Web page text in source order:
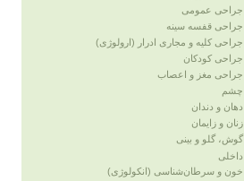
جراحی عمومی
جراحی قفسه‌ سینه
جراحی کلیه و مجاری ادرار (ارولوژی)
جراحی کودکان
جراحی مغز و اعصاب
چشم
دهان و دندان
زنان و زایمان
گوش، گلو و بینی
داخلی
خون و سرطان‌شناسی (انکولوژی)